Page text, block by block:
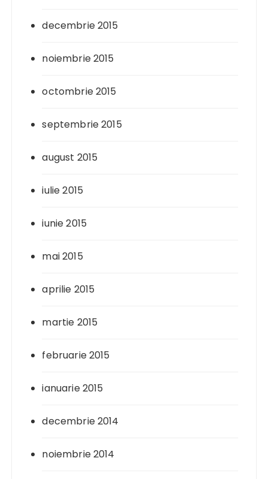
decembrie 2015
noiembrie 2015
octombrie 2015
septembrie 2015
august 2015
iulie 2015
iunie 2015
mai 2015
aprilie 2015
martie 2015
februarie 2015
ianuarie 2015
decembrie 2014
noiembrie 2014